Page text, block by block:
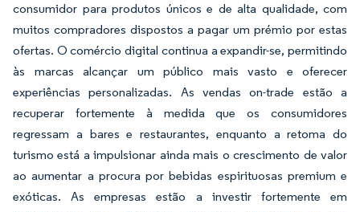
consumidor para produtos únicos e de alta qualidade, com
muitos compradores dispostos a pagar um prémio por estas
ofertas. O comércio digital continua a expandir-se, permitindo
às marcas alcançar um público mais vasto e oferecer
experiências personalizadas. As vendas on-trade estão a
recuperar fortemente à medida que os consumidores
regressam a bares e restaurantes, enquanto a retoma do
turismo está a impulsionar ainda mais o crescimento de valor
ao aumentar a procura por bebidas espirituosas premium e
exóticas. As empresas estão a investir fortemente em